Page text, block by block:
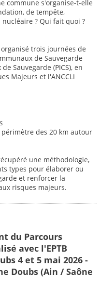
commune s'organise-t-elle
de tempête,
? Qui fait quoi ?
trois journées de
de Sauvegarde
Sauvegarde (PICS), en
Majeurs et l'ANCCLI
des 20 km autour
une méthodologie,
types pour élaborer ou
et renforcer la
risques majeurs.
du Parcours
avec l'EPTB
4 et 5 mai 2026 -
Doubs (Ain / Saône